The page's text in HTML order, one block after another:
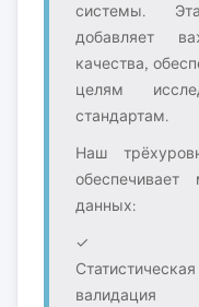
системы.
добавляет
качества,
целям
стандартам.
Наш
обеспечивает
данных:
✓
Статистическая
валидация